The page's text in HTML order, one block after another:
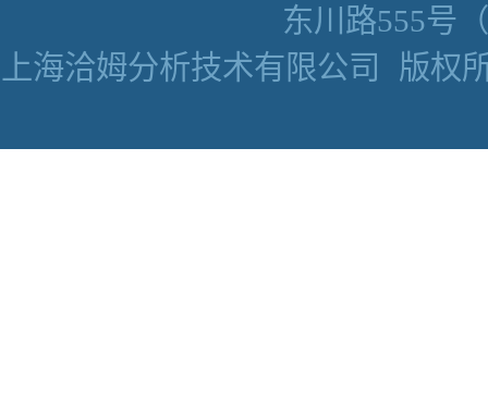
东川路555号
上海洽姆分析技术有限公司
版权